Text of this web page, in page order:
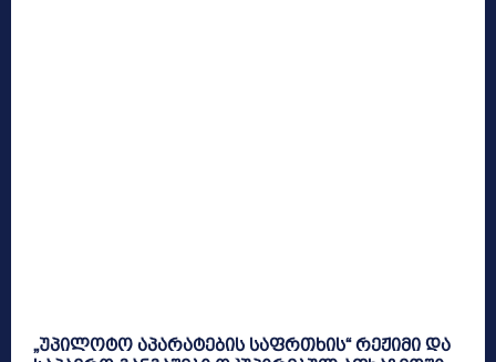
„უპილოტო აპარატების საფრთხის“ რეჟიმი და